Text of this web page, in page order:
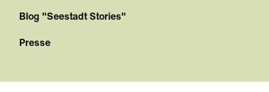
Blog "Seestadt Stories"
Presse